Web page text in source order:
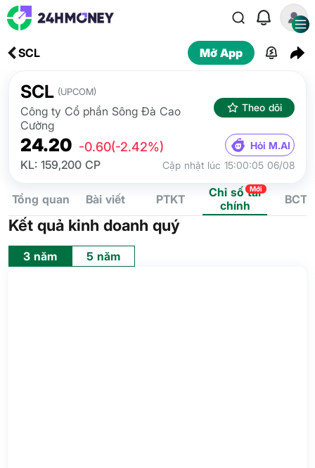
SCL Mở App
SCL (UPCOM)
Công ty Cổ phần Sông Đà Cao
Cường
Theo dõi
24.20 -0.60(-2.42%) Hỏi M.AI
KL: 159,200 CP Cập nhật lúc 15:00:05 06/08
Tổng quan Bài viết PTKT
Chỉ số tài
chính
Mới
BCTC
Kết quả kinh doanh quý
3 năm 5 năm